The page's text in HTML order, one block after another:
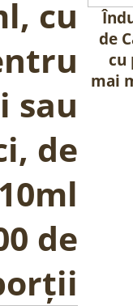
cu
sau
de
de
de
cu
mai